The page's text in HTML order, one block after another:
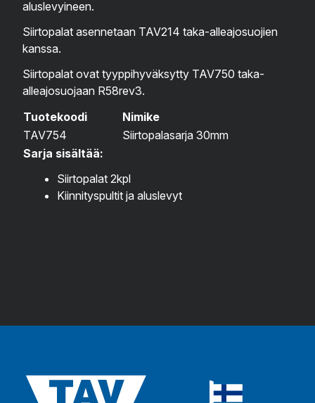
aluslevyineen.
Siirtopalat asennetaan TAV214 taka-alleajosuojien
kanssa.
Siirtopalat ovat tyyppihyväksytty TAV750 taka-
alleajosuojaan R58rev3.
Tuotekoodi
Nimike
TAV754
Siirtopalasarja 30mm
Sarja sisältää:
Siirtopalat 2kpl
Kiinnityspultit ja aluslevyt